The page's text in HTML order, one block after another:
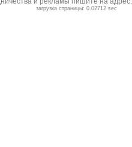
загрузка страницы: 0.02712 sec